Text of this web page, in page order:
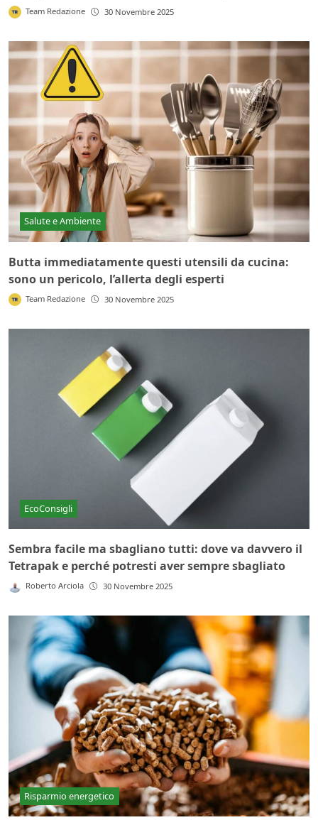
Team Redazione 30 Novembre 2025
Salute e Ambiente
Butta immediatamente questi utensili da cucina:
sono un pericolo, l’allerta degli esperti
Team Redazione 30 Novembre 2025
EcoConsigli
Sembra facile ma sbagliano tutti: dove va davvero il
Tetrapak e perché potresti aver sempre sbagliato
Roberto Arciola 30 Novembre 2025
Risparmio energetico